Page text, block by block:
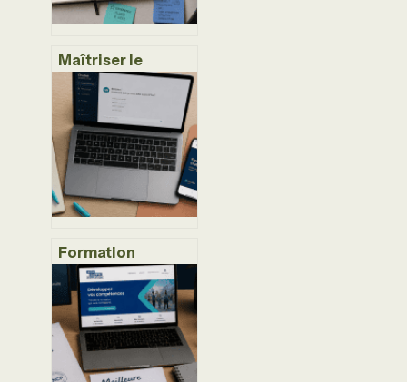
Maîtriser le
parcours client : 4
ateliers pour
transformer
l’expérience
utilisateur en
levier de
croissance
Formation
chatbot : 5
compétences
techniques pour
concevoir des
agents IA fiables
et performants